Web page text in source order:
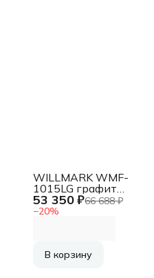
53 350 ₽66 688 ₽
−20%
WILLMARK WMF-
1015LG графит
Стиральная машина
, загрузка
В корзину